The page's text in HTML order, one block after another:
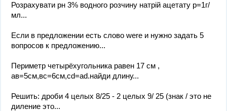
Розрахувати рн 3% водного розчину натрій ацетату р=1г/
мл...
Если в предложении есть слово were и нужно задать 5
вопросов к предложению...
Периметр четырёхугольника равен 17 см ,
ав=5см,вс=6см,cd=ad.найди длину...
Решить: дроби 4 целых 8/25 - 2 целых 9/ 25 (знак / это не
диление это...